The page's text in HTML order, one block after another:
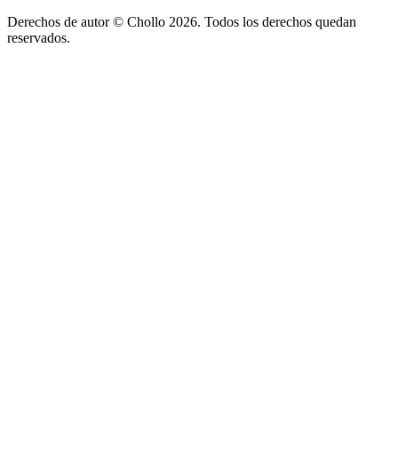
Derechos de autor © Chollo 2026. Todos los derechos quedan
reservados.